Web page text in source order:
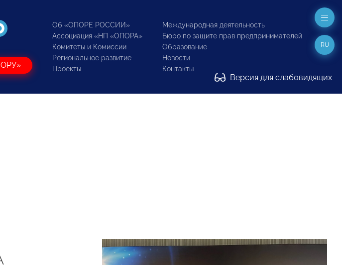
Об «ОПОРЕ РОССИИ»
Ассоциация «НП «ОПОРА»
Комитеты и Комиссии
Региональное развитие
Проекты
Международная деятельность
Бюро по защите прав предпринимателей
Образование
Новости
Контакты
Версия для слабовидящих
RU